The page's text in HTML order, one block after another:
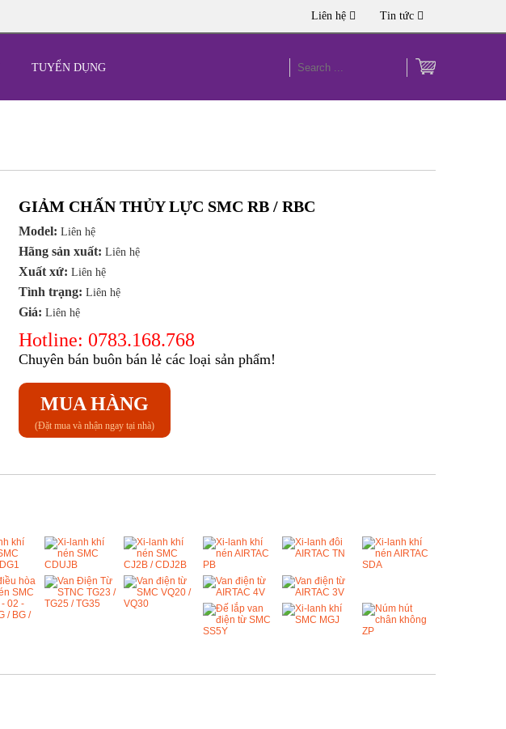
Tin tức
Liên hệ
TUYỂN DỤNG
GIẢM CHẤN THỦY LỰC SMC RB / RBC
Model: Liên hệ
Hãng sản xuất: Liên hệ
Xuất xứ: Liên hệ
Tình trạng: Liên hệ
Giá: Liên hệ
Hotline: 0783.168.768
Chuyên bán buôn bán lẻ các loại sản phẩm!
MUA HÀNG
(Đặt mua và nhận ngay tại nhà)